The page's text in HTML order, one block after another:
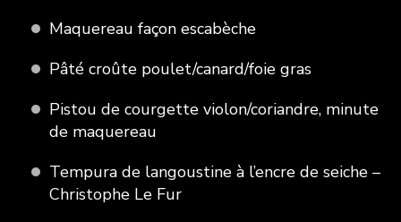
Maquereau façon escabèche
Pâté croûte poulet/canard/foie gras
Pistou de courgette violon/coriandre, minute
de maquereau
Tempura de langoustine à l’encre de seiche –
Christophe Le Fur